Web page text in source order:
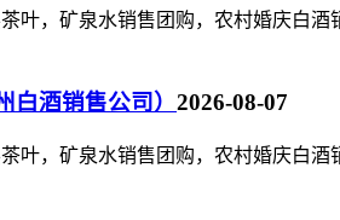
叶，矿泉水销售团购，农村婚庆白
白酒销售公司） 2026-08-07
叶，矿泉水销售团购，农村婚庆白